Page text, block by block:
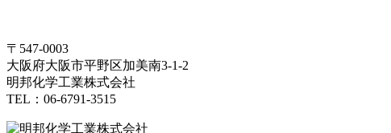
〒547-0003
大阪府大阪市平野区加美南3-1-2
明邦化学工業株式会社
TEL：06-6791-3515